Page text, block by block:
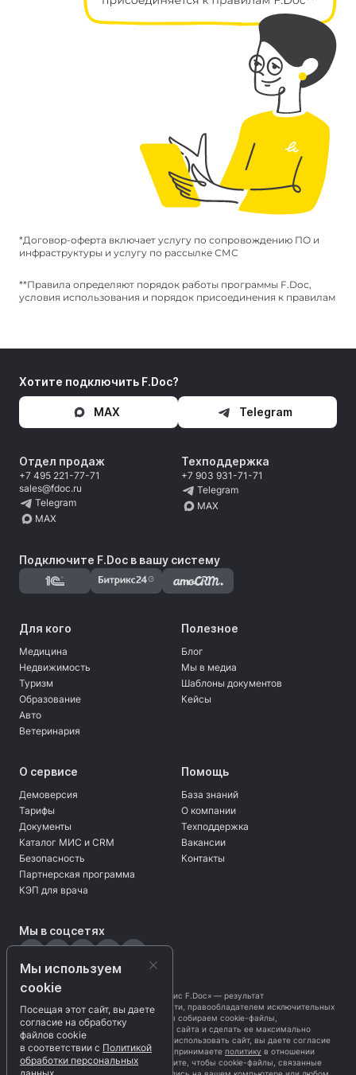
*Договор-оферта включает услугу по сопровождению ПО и
инфраструктуры и услугу по рассылке СМС
**Правила определяют порядок работы программы F.Doc,
условия использования и порядок присоединения к правилам
Хотите подключить F.Doc?
MAX Telegram
Подключите F.Doc в вашу систему
Отдел продаж
+7 495 221-77-71
sales@fdoc.ru
Telegram
MAX
Техподдержка
+7 903 931-71-71
Telegram
MAX
Для кого
Медицина
Недвижимость
Туризм
Образование
Авто
Ветеринария
Полезное
Блог
Мы в медиа
Шаблоны документов
Кейсы
О сервисе
Демоверсия
Тарифы
Документы
Каталог МИС и CRM
Безопасность
Партнерская программа
КЭП для врача
Помощь
База знаний
О компании
Техподдержка
Вакансии
Контакты
Мы в соцсетях
Программа «Безбумажный офис F.Doc» — результат
интеллектуальной деятельности, правообладателем исключительных
прав является
ЗАО «ЦЦС»
. Мы собираем cookie-файлы,
чтобы оптимизировать работу сайта и сделать ее максимально
приятной для вас. Продолжая использовать сайт, вы даете согласие
на обработку cookie-файлов и принимаете политику в отношении
cookie-файлов. Если вы не хотите, чтобы cookie-файлы, связанные
Мы используем
cookie
Посещая этот сайт, вы даете
согласие на обработку
файлов cookie
в соответствии с Политикой
обработки персональных